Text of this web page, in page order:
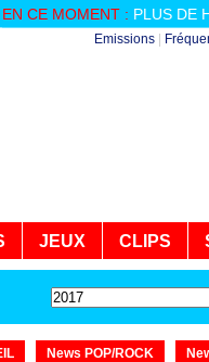
EN CE MOMENT : PLUS DE
Emissions
JEUX CLIPS
News POP/ROCK